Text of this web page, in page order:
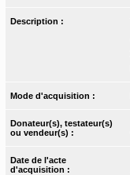
Description :
Mode d'acquisition :
Donateur(s), testateur(s)
ou vendeur(s) :
Date de l'acte
d'acquisition :